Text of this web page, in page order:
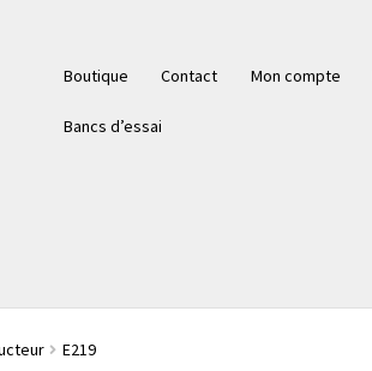
Boutique Contact Mon compte
Bancs d’essai
E219